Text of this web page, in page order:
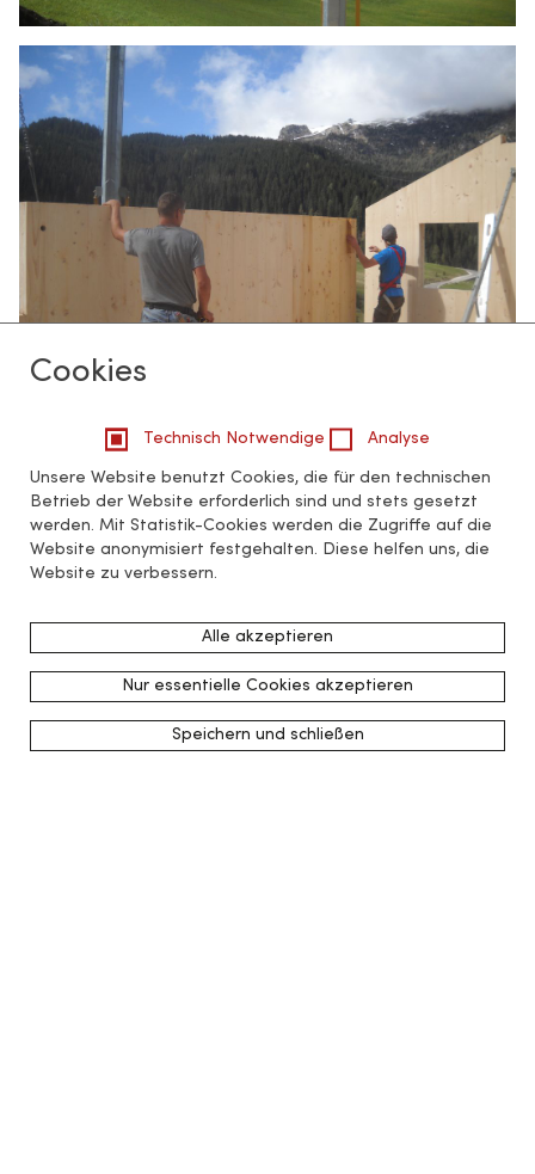
zurück
Cookies
Technisch Notwendige Analyse
Unsere Website benutzt Cookies, die für den technischen
Betrieb der Website erforderlich sind und stets gesetzt
werden. Mit Statistik-Cookies werden die Zugriffe auf die
Website anonymisiert festgehalten. Diese helfen uns, die
Website zu verbessern.
Alle akzeptieren
Nur essentielle Cookies akzeptieren
Speichern und schließen